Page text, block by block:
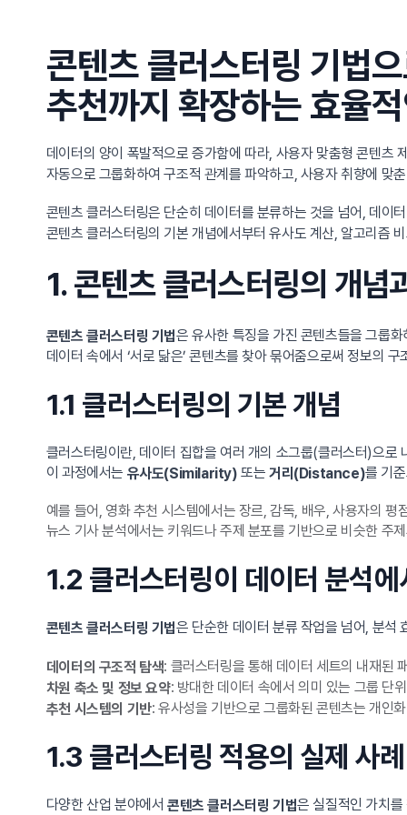
콘텐츠 클러스터링 기법
추천까지 확장하는 효율
데이터의 양이 폭발적으로 증가함에 따라, 사용자 맞춤형 콘텐츠
자동으로 그룹화하여 구조적 관계를 파악하고, 사용자 취향에 맞
콘텐츠 클러스터링은 단순히 데이터를 분류하는 것을 넘어, 데이
콘텐츠 클러스터링의 기본 개념에서부터 유사도 계산, 알고리즘
1. 콘텐츠 클러스터링의 개념
콘텐츠 클러스터링 기법은 유사한 특징을 가진 콘텐츠들을 그룹
데이터 속에서 ‘서로 닮은’ 콘텐츠를 찾아 묶어줌으로써 정보의
1.1 클러스터링의 기본 개념
클러스터링이란, 데이터 집합을 여러 개의 소그룹(클러스터)으로
이 과정에서는 유사도(Similarity) 또는 거리(Distance)를 기
예를 들어, 영화 추천 시스템에서는 장르, 감독, 배우, 사용자의
뉴스 기사 분석에서는 키워드나 주제 분포를 기반으로 비슷한 주
1.2 클러스터링이 데이터 분석
콘텐츠 클러스터링 기법은 단순한 데이터 분류 작업을 넘어, 분석
데이터의 구조적 탐색: 클러스터링을 통해 데이터 세트의 내재된
차원 축소 및 정보 요약: 방대한 데이터 속에서 의미 있는 그룹 단
추천 시스템의 기반: 유사성을 기반으로 그룹화된 콘텐츠는 개인
1.3 클러스터링 적용의 실제 사례
다양한 산업 분야에서 콘텐츠 클러스터링 기법은 실질적인 가치